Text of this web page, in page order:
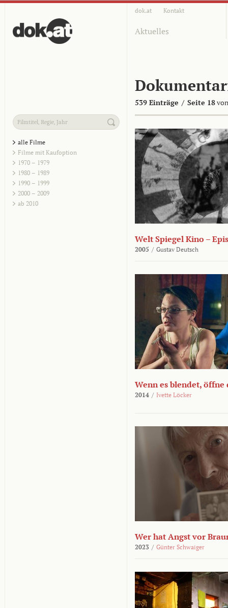
dok.at Kontakt
Aktuelles
539 Einträge / Seite 18
alle Filme
Filme mit Kaufoption
1970 – 1979
1980 – 1989
1990 – 1999
2000 – 2009
ab 2010
Welt Spiegel Kino –
2005 / Gustav Deutsch
Wenn es blendet, öffne
2014 / Ivette Löcker
Wer hat Angst vor
2023 / Günter Schwaiger